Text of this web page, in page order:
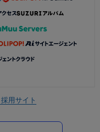
採用サイト